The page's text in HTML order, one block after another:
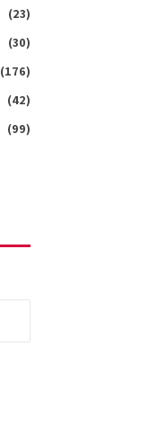
(23)
(30)
(176)
(42)
(99)